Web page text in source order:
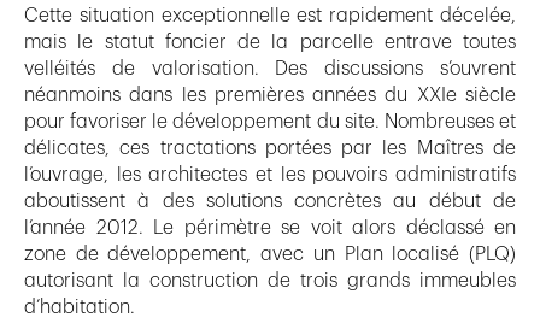
Cette situation exceptionnelle est rapidement décelée,
mais le statut foncier de la parcelle entrave toutes
velléités de valorisation. Des discussions s’ouvrent
néanmoins dans les premières années du XXIe siècle
pour favoriser le développement du site. Nombreuses et
délicates, ces tractations portées par les Maîtres de
l’ouvrage, les architectes et les pouvoirs administratifs
aboutissent à des solutions concrètes au début de
l’année 2012. Le périmètre se voit alors déclassé en
zone de développement, avec un Plan localisé (PLQ)
autorisant la construction de trois grands immeubles
d’habitation.